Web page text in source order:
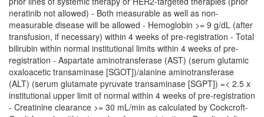
neratinib not allowed) - Both measurable as well as non-
measurable disease will be allowed - Hemoglobin >= 9 g/dL (after
transfusion, if necessary) within 4 weeks of pre-registration - Total
bilirubin within normal institutional limits within 4 weeks of pre-
registration - Aspartate aminotransferase (AST) (serum glutamic
oxaloacetic transaminase [SGOT])/alanine aminotransferase
(ALT) (serum glutamate pyruvate transaminase [SGPT]) =< 2.5 x
institutional upper limit of normal within 4 weeks of pre-registration
- Creatinine clearance >= 30 mL/min as calculated by Cockcroft-